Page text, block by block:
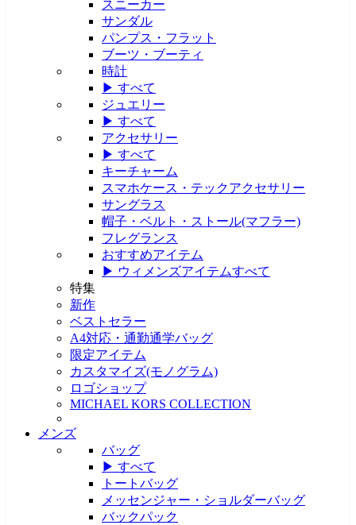
スニーカー
サンダル
パンプス・フラット
ブーツ・ブーティ
時計
▶ すべて
ジュエリー
▶ すべて
アクセサリー
▶ すべて
キーチャーム
スマホケース・テックアクセサリー
サングラス
帽子・ベルト・ストール(マフラー)
フレグランス
おすすめアイテム
▶ ウィメンズアイテムすべて
特集
新作
ベストセラー
A4対応・通勤通学バッグ
限定アイテム
カスタマイズ(モノグラム)
ロゴショップ
MICHAEL KORS COLLECTION
メンズ
バッグ
▶ すべて
トートバッグ
メッセンジャー・ショルダーバッグ
バックパック